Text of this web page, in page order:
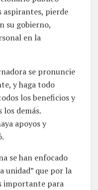
aspirantes, pierde
su gobierno,
en la
se pronuncie
y haga todo
los beneficios y
los demás.
apoyos y
se han enfocado
unidad” que por la
importante para